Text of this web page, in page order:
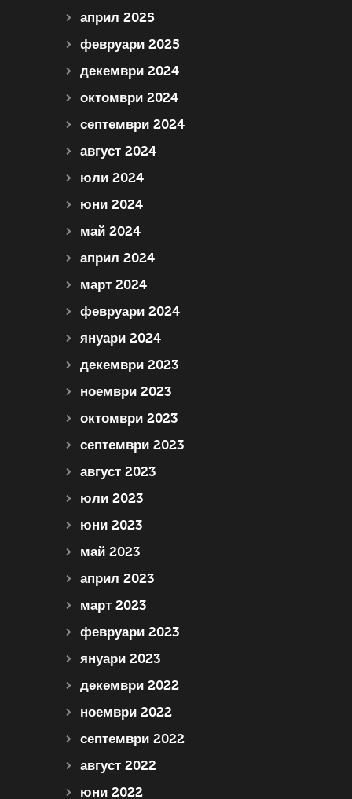
април 2025
февруари 2025
декември 2024
октомври 2024
септември 2024
август 2024
юли 2024
юни 2024
май 2024
април 2024
март 2024
февруари 2024
януари 2024
декември 2023
ноември 2023
октомври 2023
септември 2023
август 2023
юли 2023
юни 2023
май 2023
април 2023
март 2023
февруари 2023
януари 2023
декември 2022
ноември 2022
септември 2022
август 2022
юни 2022